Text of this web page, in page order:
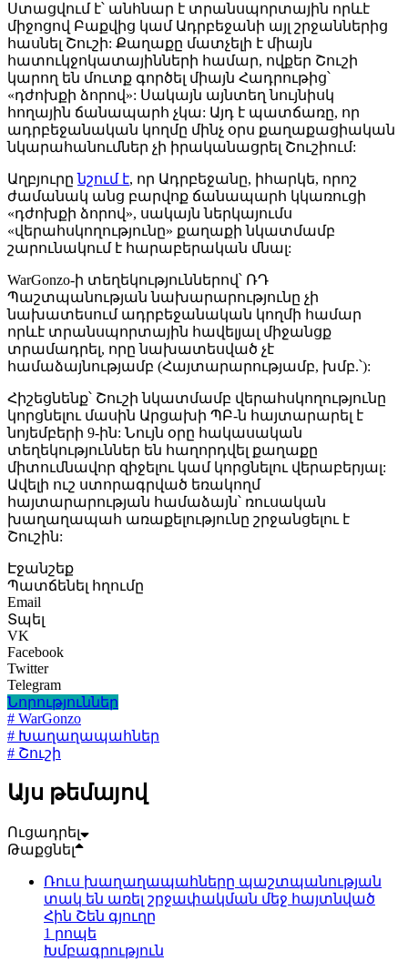
Ստացվում է՝ անհնար է տրանսպորտային որևէ
միջոցով Բաքվից կամ Ադրբեջանի այլ շրջաններից
հասնել Շուշի: Քաղաքը մատչելի է միայն
հատուկջոկատայինների համար, ովքեր Շուշի
կարող են մուտք գործել միայն Հադրութից՝
«դժոխքի ձորով»: Սակայն այնտեղ նույնիսկ
հողային ճանապարհ չկա: Այդ է պատճառը, որ
ադրբեջանական կողմը մինչ օրս քաղաքացիական
նկարահանումներ չի իրականացրել Շուշիում:
Աղբյուրընշում է, որ Ադրբեջանը, իհարկե, որոշ
ժամանակ անց բարվոք ճանապարհ կկառուցի
«դժոխքի ձորով», սակայն ներկայումս
«վերահսկողությունը» քաղաքի նկատմամբ
շարունակում է հարաբերական մնալ:
WarGonzo-ի տեղեկություններով՝ ՌԴ
Պաշտպանության նախարարությունը չի
նախատեսում ադրբեջանական կողմի համար
որևէ տրանսպորտային հավելյալ միջանցք
տրամադրել, որը նախատեսված չէ
համաձայնությամբ (Հայտարարությամբ, խմբ.՝):
Հիշեցնենք՝ Շուշի նկատմամբ վերահսկողությունը
կորցնելու մասին Արցախի ՊԲ-ն հայտարարել է
նոյեմբերի 9-ին: Նույն օրը հակասական
տեղեկություններ են հաղորդվել քաղաքը
միտումնավոր զիջելու կամ կորցնելու վերաբերյալ:
Ավելի ուշ ստորագրված եռակողմ
հայտարարության համաձայն՝ ռուսական
խաղաղապահ առաքելությունը շրջանցելու է
Շուշին:
Էջանշեք
Պատճենել հղումը
Email
Տպել
VK
Facebook
Twitter
Telegram
Նորություններ
# WarGonzo
# Խաղաղապահներ
# Շուշի
Այս թեմայով
Ուցադրել
Թաքցնել
Ռուս խաղաղապահները պաշտպանության
տակ են առել շրջափակման մեջ հայտնված
Հին Շեն գյուղը
1 րոպե
Խմբագրություն